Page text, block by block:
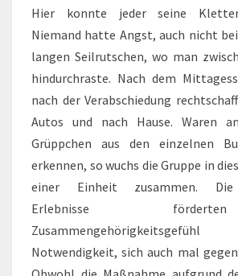
Hier konnte jeder seine
Niemand hatte Angst, auch nicht
langen Seilrutschen, wo man
hindurchraste. Nach dem
nach der Verabschiedung
Autos und nach Hause. Waren
Grüppchen aus den einzelnen
erkennen, so wuchs die Gruppe in
einer Einheit zusammen. Die
Erlebnisse
Notwendigkeit, sich auch mal